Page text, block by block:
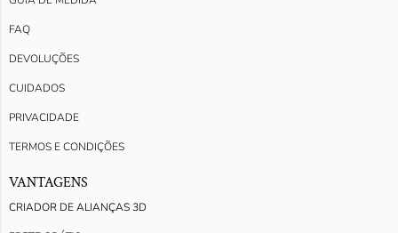
FAQ
DEVOLUÇÕES
CUIDADOS
PRIVACIDADE
TERMOS E CONDIÇÕES
VANTAGENS
CRIADOR DE ALIANÇAS 3D